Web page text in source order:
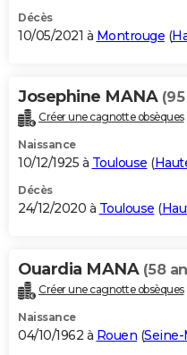
Décès
10/05/2021 à Montrouge (
Josephine MANA
Créer une cagnotte obsèques
Naissance
10/12/1925 à Toulouse (
Décès
24/12/2020 à Toulouse (
Ouardia MANA (58
Créer une cagnotte obsèques
Naissance
04/10/1962 à Rouen (